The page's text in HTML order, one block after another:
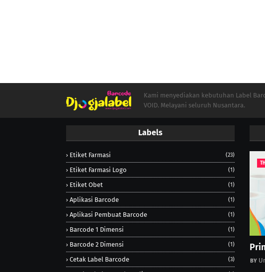
Kami menyediakan kebutuhan Label
VOID. Melayani seluruh Nusantara.
Labels
Etiket Farmasi (23)
Etiket Farmasi Logo (1)
Etiket Obet (1)
Aplikasi Barcode (1)
Aplikasi Pembuat Barcode (1)
Barcode 1 Dimensi (1)
Barcode 2 Dimensi (1)
Cetak Label Barcode (3)